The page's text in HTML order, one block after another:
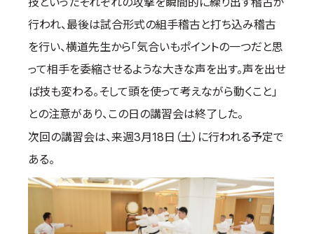
行われ、最後は試合形式の組手稽古と打ち込み稽古
を行い、横道先生から「気合いもポイントの一つだと思
って相手を委縮させるような大きな声を出す。声を出せ
ば技も変わる。そして頭を使って考えながら動くこと」
との注意があり、この日の講習会は終了した。
次回の講習会は、来週3月18日（土）に行われる予定で
ある。